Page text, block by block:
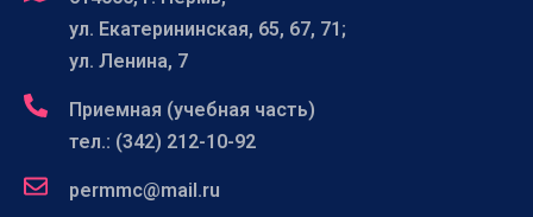
ул. Екатерининская, 65, 67, 71;
ул. Ленина, 7
Приемная (учебная часть)
тел.: (342) 212-10-92
permmc@mail.ru